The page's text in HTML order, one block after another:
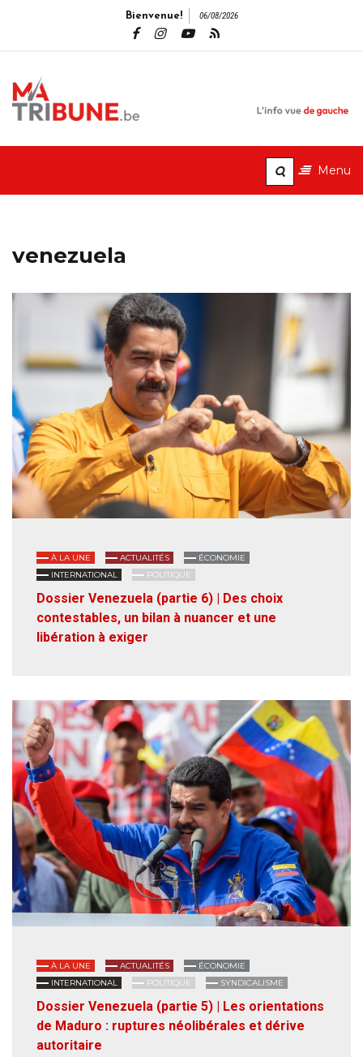
Bienvenue! 06/08/2026
Menu
venezuela
À LA UNE ACTUALITÉS
ÉCONOMIE
INTERNATIONAL
POLITIQUE
Dossier Venezuela (partie 6) | Des choix
contestables, un bilan à nuancer et une
libération à exiger
À LA UNE ACTUALITÉS
ÉCONOMIE
INTERNATIONAL
POLITIQUE SYNDICALISME
Dossier Venezuela (partie 5) | Les orientations
de Maduro : ruptures néolibérales et dérive
autoritaire